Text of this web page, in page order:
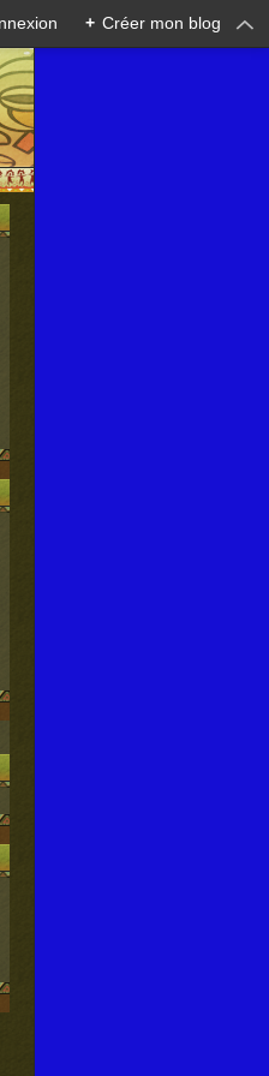
+ Créer mon blog